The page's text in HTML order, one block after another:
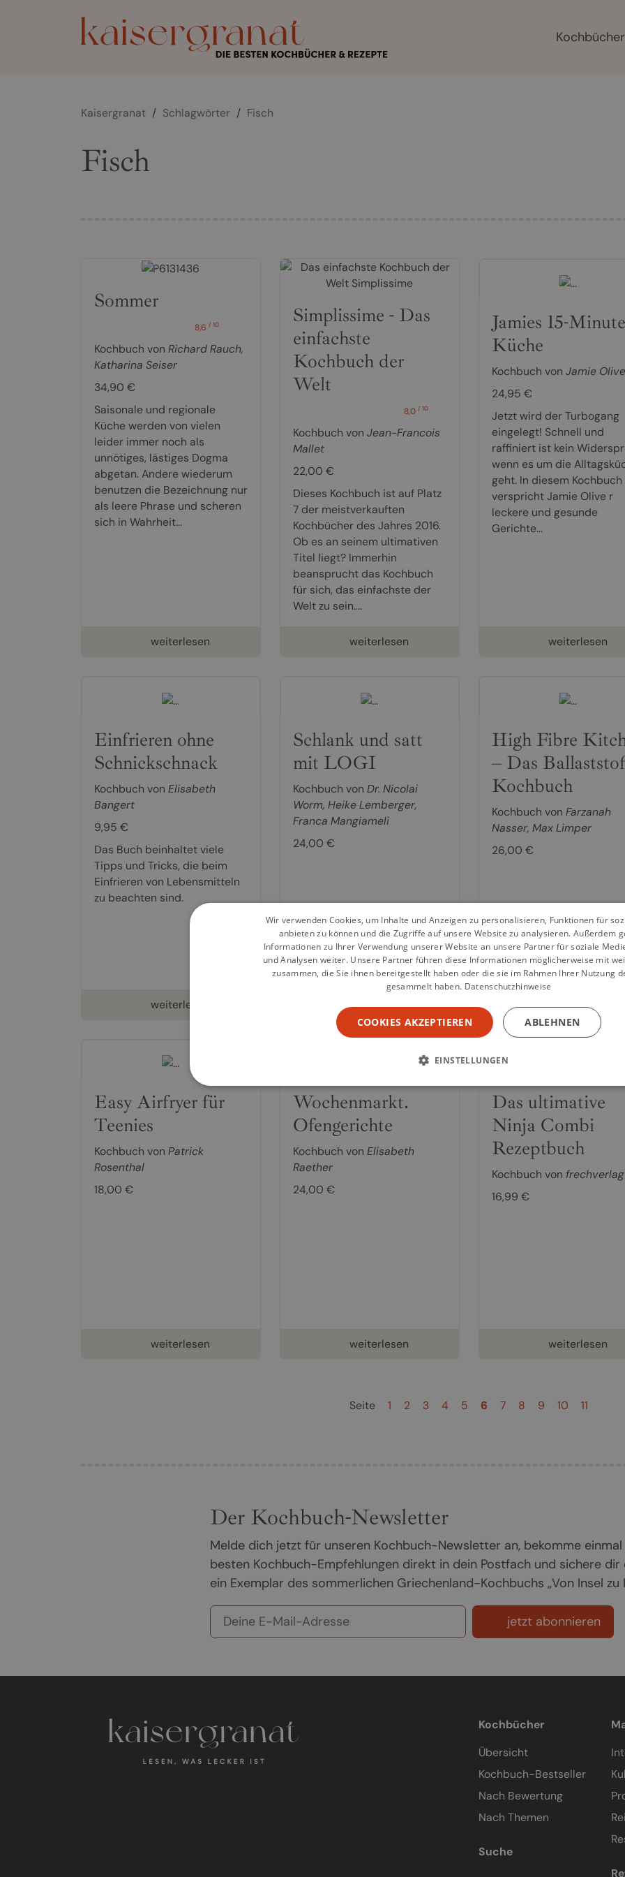
Kochbücher
Kaisergranat / Schlagwörter / Fisch
Fisch
Sommer
8,6/ 10
Kochbuch von Richard Rauch,
Katharina Seiser
34,90 €
Saisonale und regionale
Küche werden von vielen
leider immer noch als
unnötiges, lästiges Dogma
abgetan. Andere wiederum
benutzen die Bezeichnung nur
als leere Phrase und scheren
sich in Wahrheit...
weiterlesen
Simplissime - Das
einfachste
Kochbuch der
Welt
8,0/ 10
Kochbuch von Jean-Francois
Mallet
22,00 €
Dieses Kochbuch ist auf Platz
7 der meistverkauften
Kochbücher des Jahres 2016.
Ob es an seinem ultimativen
Titel liegt? Immerhin
beansprucht das Kochbuch
für sich, das einfachste der
Welt zu sein....
weiterlesen
Jamies 15-
Küche
Kochbuch von Jamie
24,95 €
Jetzt wird der Turbogang
eingelegt! Schnell und
raffiniert ist kein
wenn es um die
geht. In diesem Kochbuch
verspricht Jamie Olive r
leckere und gesunde
Gerichte...
weiterlesen
Einfrieren ohne
Schnickschnack
Kochbuch von Elisabeth
Bangert
9,95 €
Das Buch beinhaltet viele
Tipps und Tricks, die beim
Einfrieren von Lebensmitteln
zu beachten sind.
weiterlesen
Schlank und satt
mit LOGI
Kochbuch von Dr. Nicolai
Worm, Heike Lemberger,
Franca Mangiameli
24,00 €
weiterlesen
High Fibre
– Das
Kochbuch
Kochbuch von Farzanah
Nasser, Max Limper
26,00 €
weiterlesen
Easy Airfryer für
Teenies
Kochbuch von Patrick
Rosenthal
18,00 €
weiterlesen
Wochenmarkt.
Ofengerichte
Kochbuch von Elisabeth
Raether
24,00 €
weiterlesen
Das ultimative
Ninja Combi
Rezeptbuch
Kochbuch von frechverlag
16,99 €
weiterlesen
Seite 1 2 3 4 5 6 7 8 9 10 11
Der Kochbuch-Newsletter
Melde dich jetzt für unseren Kochbuch-Newsletter an, bekomme
besten Kochbuch-Empfehlungen direkt in dein Postfach und sichere dir
ein Exemplar des sommerlichen Griechenland-Kochbuchs „Von Insel zu
jetzt abonnieren
Kochbücher
Übersicht
Kochbuch-Bestseller
Nach Bewertung
Nach Themen
Suche
Wir verwenden Cookies, um Inhalte und Anzeigen zu personalisieren, Funktionen für
anbieten zu können und die Zugriffe auf unsere Website zu analysieren. Außerdem
Informationen zu Ihrer Verwendung unserer Website an unsere Partner für soziale
und Analysen weiter. Unsere Partner führen diese Informationen möglicherweise mit
zusammen, die Sie ihnen bereitgestellt haben oder die sie im Rahmen Ihrer Nutzung
gesammelt haben. Datenschutzhinweise
COOKIES AKZEPTIEREN ABLEHNEN
EINSTELLUNGEN